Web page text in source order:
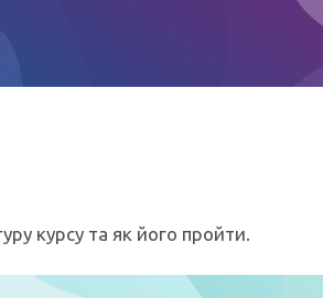
курсу та як його пройти.